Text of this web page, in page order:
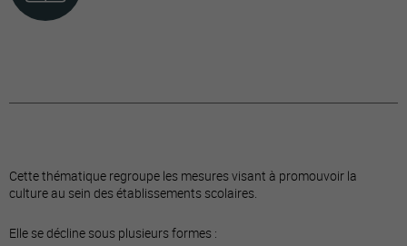
Cette thématique regroupe les mesures visant à promouvoir la
culture au sein des établissements scolaires.
Elle se décline sous plusieurs formes :